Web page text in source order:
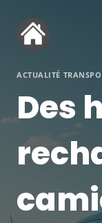
contenu
ACTUALITÉ
Des